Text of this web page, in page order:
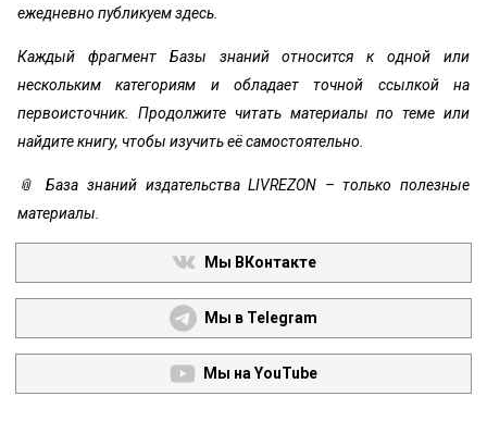
ежедневно публикуем здесь.
Каждый фрагмент Базы знаний относится к одной или
нескольким категориям и обладает точной ссылкой на
первоисточник. Продолжите читать материалы по теме или
найдите книгу, чтобы изучить её самостоятельно.
📎 База знаний издательства LIVREZON – только полезные
материалы.
Мы ВКонтакте
Мы в Telegram
Мы на YouTube